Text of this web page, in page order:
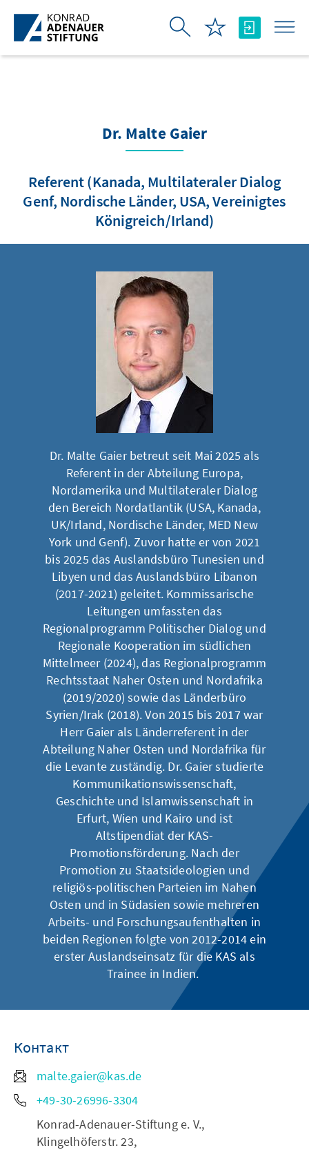
Skip to Main Content
Dr. Malte Gaier
Referent (Kanada, Multilateraler Dialog
Genf, Nordische Länder, USA, Vereinigtes
Königreich/Irland)
Dr. Malte Gaier betreut seit Mai 2025 als
Referent in der Abteilung Europa,
Nordamerika und Multilateraler Dialog
den Bereich Nordatlantik (USA, Kanada,
UK/Irland, Nordische Länder, MED New
York und Genf). Zuvor hatte er von 2021
bis 2025 das Auslandsbüro Tunesien und
Libyen und das Auslandsbüro Libanon
(2017-2021) geleitet. Kommissarische
Leitungen umfassten das
Regionalprogramm Politischer Dialog und
Regionale Kooperation im südlichen
Mittelmeer (2024), das Regionalprogramm
Rechtsstaat Naher Osten und Nordafrika
(2019/2020) sowie das Länderbüro
Syrien/Irak (2018). Von 2015 bis 2017 war
Herr Gaier als Länderreferent in der
Abteilung Naher Osten und Nordafrika für
die Levante zuständig. Dr. Gaier studierte
Kommunikationswissenschaft,
Geschichte und Islamwissenschaft in
Erfurt, Wien und Kairo und ist
Altstipendiat der KAS-
Promotionsförderung. Nach der
Promotion zu Staatsideologien und
religiös-politischen Parteien im Nahen
Osten und in Südasien sowie mehreren
Arbeits- und Forschungsaufenthalten in
beiden Regionen folgte von 2012-2014 ein
erster Auslandseinsatz für die KAS als
Trainee in Indien.
Контакт
malte.gaier@kas.de
+49-30-26996-3304
Konrad-Adenauer-Stiftung e. V.,
Klingelhöferstr. 23,